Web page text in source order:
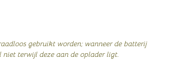
gebruikt worden; wanneer de batterij
terwijl deze aan de oplader ligt.